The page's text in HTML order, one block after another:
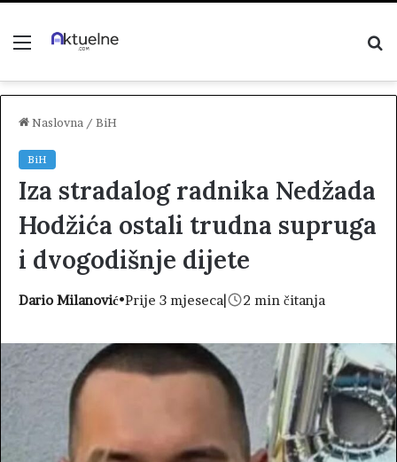
Menu
Naslovna / BiH
BiH
Iza stradalog radnika Nedžada
Hodžića ostali trudna supruga
i dvogodišnje dijete
Dario Milanović•Prije 3 mjeseca| 2 min čitanja